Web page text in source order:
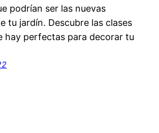
podrían ser las nuevas
tu jardín. Descubre las clases
hay perfectas para decorar tu